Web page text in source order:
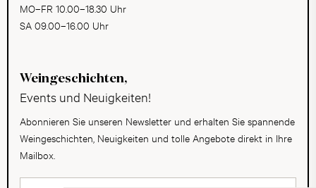
MO–FR 10.00–18.30 Uhr
SA 09.00–16.00 Uhr
Weingeschichten,
Events und Neuigkeiten!
Abonnieren Sie unseren Newsletter und erhalten Sie spannende
Weingeschichten, Neuigkeiten und tolle Angebote direkt in Ihre
Mailbox.